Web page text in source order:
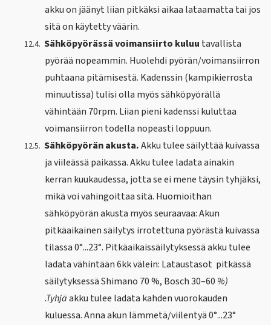
akku on jäänyt liian pitkäksi aikaa lataamatta tai jos
sitä on käytetty väärin.
12.4. Sähköpyörässä voimansiirto kuluu tavallista
pyörää nopeammin. Huolehdi pyörän/voimansiirron
puhtaana pitämisestä. Kadenssin (kampikierrosta
minuutissa) tulisi olla myös sähköpyörällä
vähintään 70rpm. Liian pieni kadenssi kuluttaa
voimansiirron todella nopeasti loppuun.
12.5. Sähköpyörän akusta.Akku tulee säilyttää kuivassa
ja viileässä paikassa. Akku tulee ladata ainakin
kerran kuukaudessa, jotta se ei mene täysin tyhjäksi,
mikä voi vahingoittaa sitä. Huomioithan
sähköpyörän akusta myös seuraavaa: Akun
pitkäaikainen säilytys irrotettuna pyörästä kuivassa
tilassa 0°...23°. Pitkäaikaissäilytyksessä akku tulee
ladata vähintään 6kk välein: Lataustasot pitkässä
säilytyksessä Shimano 70 %, Bosch 30–60 %)
.Tyhjäakku tulee ladata kahden vuorokauden
kuluessa. Anna akun lämmetä/viilentyä 0°...23°